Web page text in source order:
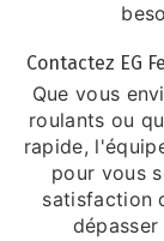
Contactez EG
Que vous
roulants ou
rapide,
pour vous
satisfaction